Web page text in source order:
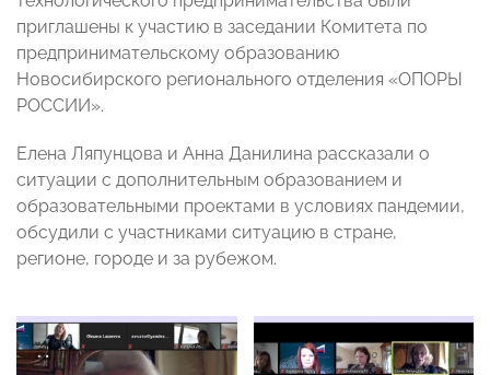
приглашены к участию в заседании Комитета по
предпринимательскому образованию
Новосибирского регионального отделения «ОПОРЫ
РОССИИ».
Елена Ляпунцова и Анна Данилина рассказали о
ситуации с дополнительным образованием и
образовательными проектами в условиях пандемии,
обсудили с участниками ситуацию в стране,
регионе, городе и за рубежом.